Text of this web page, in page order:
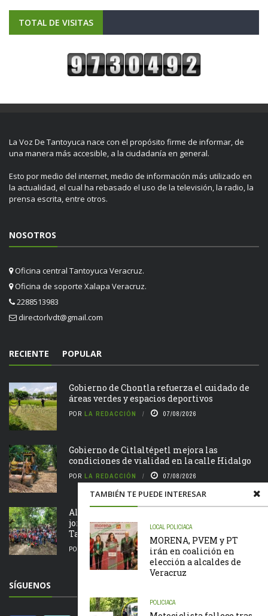
TAMBIÉN TE PUEDE INTERESAR
LOCAL POLICIACA
MORENA, PVEM y PT
irán en coalición en
elección a alcaldes de
Veracruz
POLICIACA
TOTAL DE VISITAS
La Voz De Tantoyuca nace con el propósito firme de informar, de
una manera más accesible, a la ciudadanía en general.
Esto por medio del internet, medio de información más utilizado en
la actualidad, el cual ha rebasado el uso de la televisión, la radio, la
prensa escrita, entre otros.
NOSOTROS
Oficina central Tantoyuca Veracruz.
Oficina de soporte Xalapa Veracruz.
2288513983
directorlvdt@gmail.com
RECIENTE POPULAR
Gobierno de Chontla refuerza el cuidado de
áreas verdes y espacios deportivos
POR LA REDACCIÓN 07/08/2026
Gobierno de Citlaltépetl mejora las
condiciones de vialidad en la calle Hidalgo
POR LA REDACCIÓN 07/08/2026
Alcalde Roberto San Román encabeza
jornada de Tequio en el Parque Ecológico de
Tametate
POR LA REDACCIÓN 07/08/2026
SÍGUENOS